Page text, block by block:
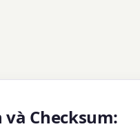
và Checksum: